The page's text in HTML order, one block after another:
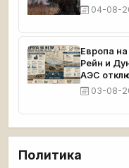
04-08-
Европа
Рейн и
АЭС
03-08-
Политика